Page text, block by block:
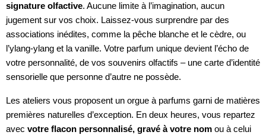
signature olfactive. Aucune limite à l’imagination, aucun
jugement sur vos choix. Laissez-vous surprendre par des
associations inédites, comme la pêche blanche et le cèdre, ou
l’ylang-ylang et la vanille. Votre parfum unique devient l’écho de
votre personnalité, de vos souvenirs olfactifs – une carte d’identité
sensorielle que personne d’autre ne possède.
Les ateliers vous proposent un orgue à parfums garni de matières
premières naturelles d’exception. En deux heures, vous repartez
avec votre flacon personnalisé, gravé à votre nom ou à celui